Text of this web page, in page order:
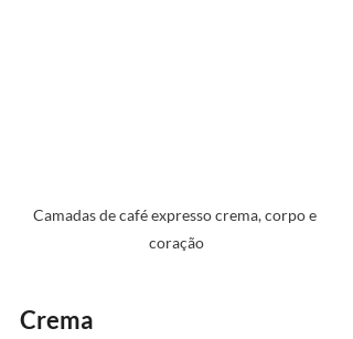
Camadas de café expresso crema, corpo e
coração
Crema